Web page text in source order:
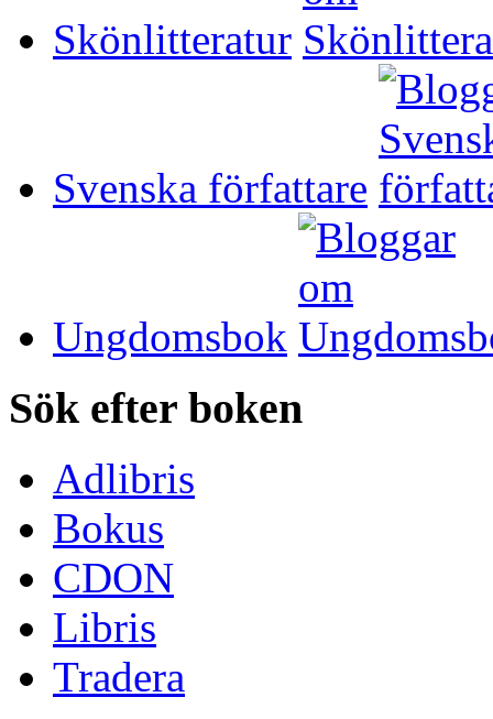
Skönlitteratur
Svenska författare
Ungdomsbok
Sök efter boken
Adlibris
Bokus
CDON
Libris
Tradera